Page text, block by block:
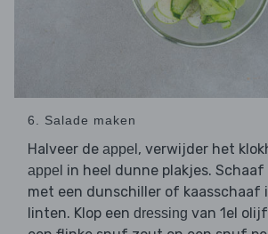
6. Salade maken
Halveer de appel , verwijder het
appel in heel dunne plakjes. Schaaf
met een dunschiller of kaasschaaf
linten. Klop een dressing van 1el